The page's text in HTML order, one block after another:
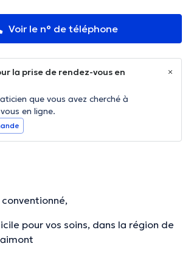
Voir le n° de téléphone
la prise de rendez-vous en
que vous avez cherché à
en ligne.
pour vos soins, dans la région de